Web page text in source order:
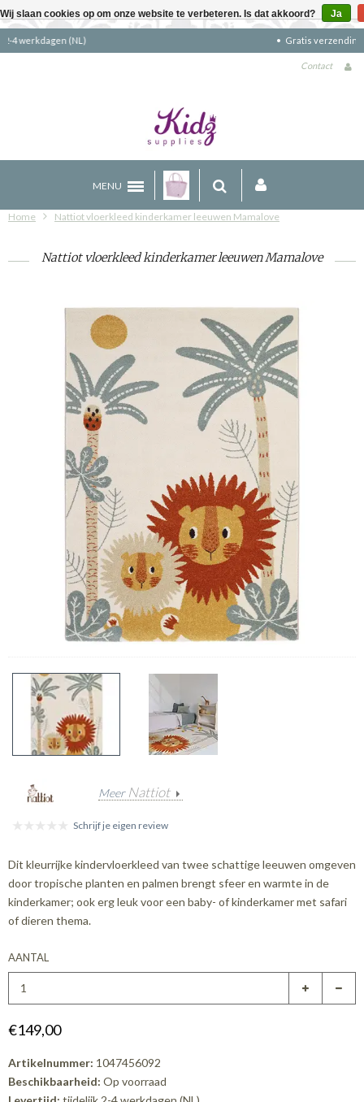
Contact
MENU
Home Nattiot vloerkleed kinderkamer leeuwen Mamalove
Nattiot vloerkleed kinderkamer leeuwen Mamalove
Meer Nattiot
Schrijf je eigen review
Dit kleurrijke kindervloerkleed van twee schattige leeuwen omgeven
door tropische planten en palmen brengt sfeer en warmte in de
kinderkamer; ook erg leuk voor een baby- of kinderkamer met safari
of dieren thema.
AANTAL
€149,00
Artikelnummer: 1047456092
Beschikbaarheid: Op voorraad
Wij slaan cookies op om onze website te verbeteren. Is dat akkoord? Ja